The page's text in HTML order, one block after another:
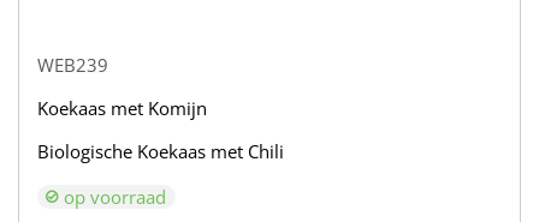
WEB239
Koekaas met Komijn
Biologische Koekaas met Chili
op voorraad